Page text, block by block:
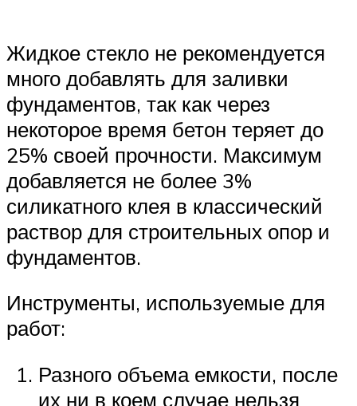
Жидкое стекло не рекомендуется
много добавлять для заливки
фундаментов, так как через
некоторое время бетон теряет до
25% своей прочности. Максимум
добавляется не более 3%
силикатного клея в классический
раствор для строительных опор и
фундаментов.
Инструменты, используемые для
работ:
Разного объема емкости, после
их ни в коем случае нельзя